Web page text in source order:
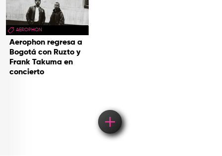
AEROPHON
Aerophon regresa a
Bogotá con Ruzto y
Frank Takuma en
concierto